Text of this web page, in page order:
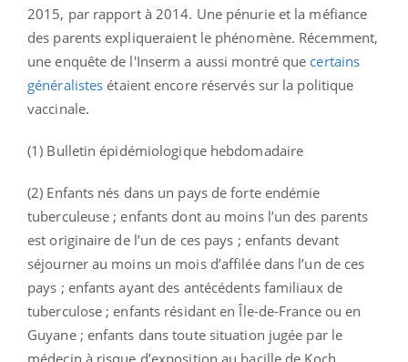
2015, par rapport à 2014. Une pénurie et la méfiance
des parents expliqueraient le phénomène. Récemment,
une enquête de l'Inserm a aussi montré que certains
généralistes étaient encore réservés sur la politique
vaccinale.
(1) Bulletin épidémiologique hebdomadaire
(2) Enfants nés dans un pays de forte endémie
tuberculeuse ; enfants dont au moins l’un des parents
est originaire de l’un de ces pays ; enfants devant
séjourner au moins un mois d’affilée dans l’un de ces
pays ; enfants ayant des antécédents familiaux de
tuberculose ; enfants résidant en Île-de-France ou en
Guyane ; enfants dans toute situation jugée par le
médecin à risque d’exposition au bacille de Koch,